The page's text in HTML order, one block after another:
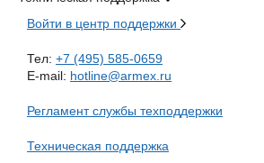
Войти в центр поддержки
Тел: +7 (495) 585-0659
E-mail: hotline@armex.ru
Регламент службы техподдержки
Техническая поддержка